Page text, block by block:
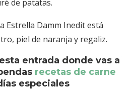
de patatas.
Estrella Damm Inedit está
piel de naranja y regaliz.
entrada donde vas a
recetas de carne
especiales